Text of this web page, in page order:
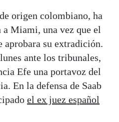
origen colombiano, ha
a Miami, una vez que el
aprobara su extradición.
ante los tribunales,
Efe una portavoz del
En la defensa de Saab
el ex juez español